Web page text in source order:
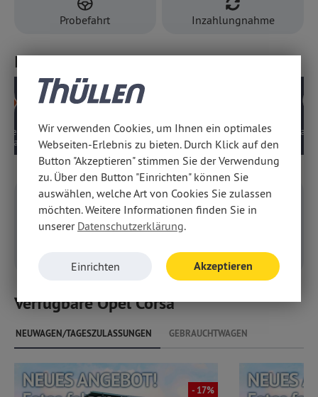
Probefahrt Inzahlungnahme
Ihre Angebots-Vorteile
Deutsches Modell,
kein EU-Import
10 Jahre Motor-/
Getriebegarantie
5
Konfigurieren
Konfigurieren Sie Ihr
Verfügbare Opel Corsa
NEUWAGEN/TAGESZULASSUNGEN GEBRAUCHTWAGEN
- 17%
Wir verwenden Cookies, um Ihnen ein optimales
Webseiten-Erlebnis zu bieten. Durch Klick auf den
Button "Akzeptieren" stimmen Sie der Verwendung
zu. Über den Button "Einrichten" können Sie
auswählen, welche Art von Cookies Sie zulassen
möchten. Weitere Informationen finden Sie in
unserer Datenschutzerklärung.
Einrichten Akzeptieren